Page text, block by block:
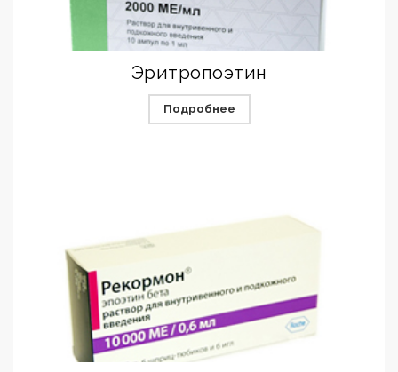
Эритропоэтин
Подробнее